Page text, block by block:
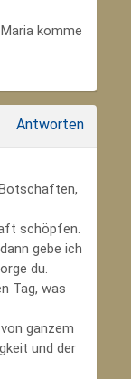
komme
Antworten
schöpfen.
gebe ich
du.
Tag, was
ganzem
und der